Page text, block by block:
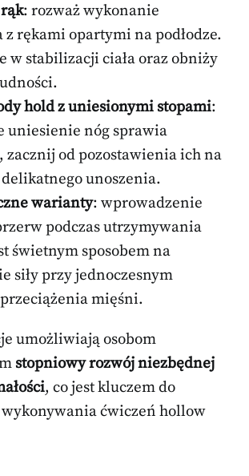
: rozważ wykonanie
rękami opartymi na podłodze.
w stabilizacji ciała oraz obniży
hold z uniesionymi stopami:
uniesienie nóg sprawia
zacznij od pozostawienia ich na
unoszenia.
warianty: wprowadzenie
podczas utrzymywania
świetnym sposobem na
siły przy jednoczesnym
mięśni.
umożliwiają osobom
stopniowy rozwój niezbędnej
, co jest kluczem do
ćwiczeń hollow